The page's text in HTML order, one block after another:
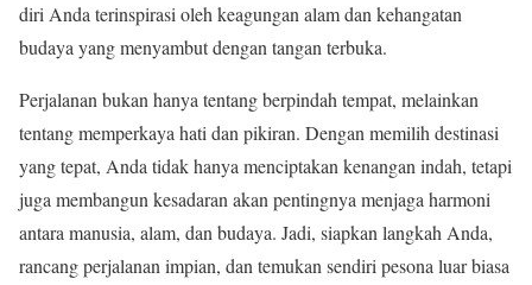
diri Anda terinspirasi oleh keagungan alam dan kehangatan
budaya yang menyambut dengan tangan terbuka.
Perjalanan bukan hanya tentang berpindah tempat, melainkan
tentang memperkaya hati dan pikiran. Dengan memilih destinasi
yang tepat, Anda tidak hanya menciptakan kenangan indah, tetapi
juga membangun kesadaran akan pentingnya menjaga harmoni
antara manusia, alam, dan budaya. Jadi, siapkan langkah Anda,
rancang perjalanan impian, dan temukan sendiri pesona luar biasa